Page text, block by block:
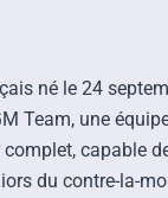
né le 24
Team, une
capable
du contre-la-